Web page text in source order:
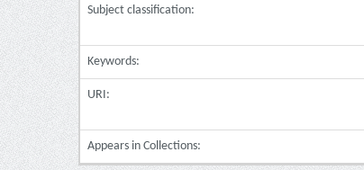
Subject classification:
Keywords:
URI:
Appears in Collections: